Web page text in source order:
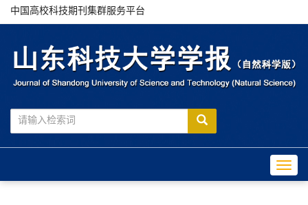
中国高校科技期刊集群服务平台